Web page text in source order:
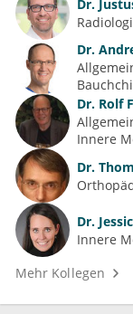
Dr.
Dr.
Dr. Rolf
Innere
Dr.
Dr.
Innere
Mehr Kollegen